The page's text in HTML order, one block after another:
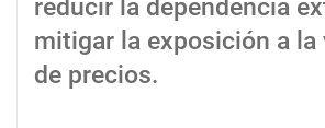
reducir la dependencia
mitigar la exposición a la
de precios.